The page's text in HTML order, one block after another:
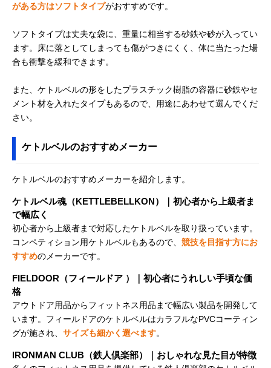
がある方はソフトタイプがおすすめです。
ソフトタイプは丈夫な袋に、重量に相当する砂鉄や砂が入ってい
ます。床に落としてしまっても傷がつきにくく、体に当たった場
合も衝撃を緩和できます。
また、ケトルベルの形をしたプラスチック樹脂の容器に砂鉄やセ
メント材を入れたタイプもあるので、用途にあわせて選んでくだ
さい。
ケトルベルのおすすめメーカー
ケトルベルのおすすめメーカーを紹介します。
ケトルベル魂（KETTLEBELLKON）｜初心者から上級者ま
で幅広く
初心者から上級者まで対応したケトルベルを取り扱っています。
コンペティション用ケトルベルもあるので、 競技を目指す方にお
すすめのメーカーです。
FIELDOOR（フィールドア ）｜初心者にうれしい手頃な価
格
アウトドア用品からフィットネス用品まで幅広い製品を開発して
います。フィールドアのケトルベルはカラフルなPVCコーティン
グが施され、 サイズも細かく選べます。
IRONMAN CLUB（鉄人倶楽部）｜おしゃれな見た目が特徴